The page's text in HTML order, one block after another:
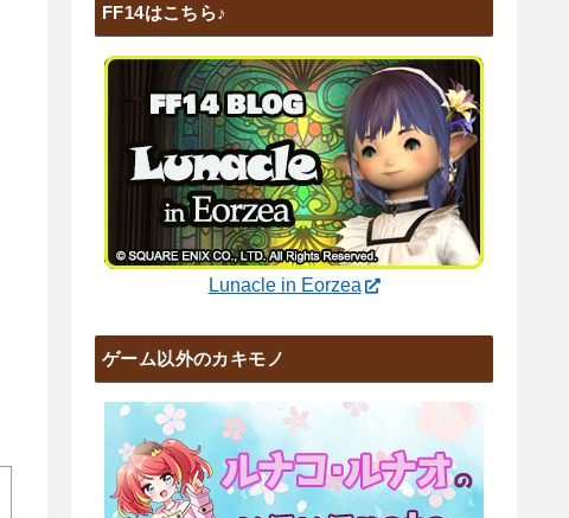
FF14はこちら♪
Lunacle in Eorzea
ゲーム以外のカキモノ